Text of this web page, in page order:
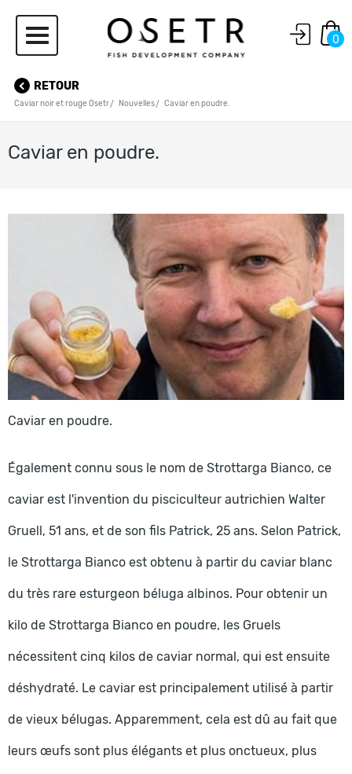
0
RETOUR
Caviar noir et rouge Osetr Nouvelles Caviar en poudre.
Caviar en poudre.
Caviar en poudre.
Également connu sous le nom de Strottarga Bianco, ce
caviar est l'invention du pisciculteur autrichien Walter
Gruell, 51 ans, et de son fils Patrick, 25 ans. Selon Patrick,
le Strottarga Bianco est obtenu à partir du caviar blanc
du très rare esturgeon béluga albinos. Pour obtenir un
kilo de Strottarga Bianco en poudre, les Gruels
nécessitent cinq kilos de caviar normal, qui est ensuite
déshydraté. Le caviar est principalement utilisé à partir
de vieux bélugas. Apparemment, cela est dû au fait que
leurs œufs sont plus élégants et plus onctueux, plus